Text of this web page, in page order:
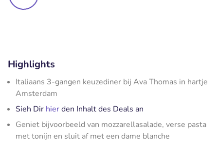
Highlights
Italiaans 3-gangen keuzediner bij Ava Thomas in hartje
Amsterdam
Sieh Dir hierden Inhalt des Deals an
Geniet bijvoorbeeld van mozzarellasalade, verse pasta
met tonijn en sluit af met een dame blanche